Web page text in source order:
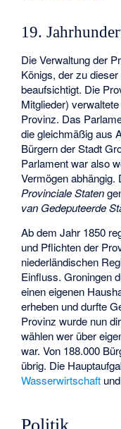
19.
Die Verwaltung der
Königs, der zu
beaufsichtigt. Die
Mitglieder)
Provinz. Das
die gleichmäßig aus
Bürgern der Stadt
Parlament war also
Vermögen
Provinciale Staten
van Gedeputeerde
Ab dem Jahr 1850
und Pflichten der
niederländischen
Einfluss. Groningen
einen eigenen
erheben und durfte
Provinz wurde nun
wählen wer über
war. Von 188.000
übrig. Die
Wasserwirtschaft